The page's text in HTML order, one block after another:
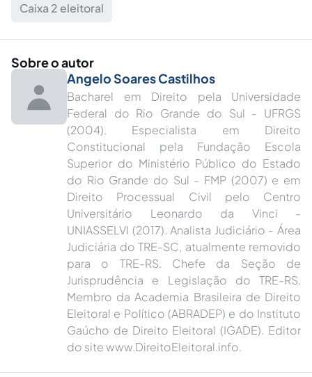
Caixa 2 eleitoral
Sobre o autor
Angelo Soares Castilhos
Bacharel em Direito pela Universidade
Federal do Rio Grande do Sul - UFRGS
(2004). Especialista em Direito
Constitucional pela Fundação Escola
Superior do Ministério Público do Estado
do Rio Grande do Sul - FMP (2007) e em
Direito Processual Civil pelo Centro
Universitário Leonardo da Vinci -
UNIASSELVI (2017). Analista Judiciário - Área
Judiciária do TRE-SC, atualmente removido
para o TRE-RS. Chefe da Seção de
Jurisprudência e Legislação do TRE-RS.
Membro da Academia Brasileira de Direito
Eleitoral e Político (ABRADEP) e do Instituto
Gaúcho de Direito Eleitoral (IGADE). Editor
do site www.DireitoEleitoral.info.